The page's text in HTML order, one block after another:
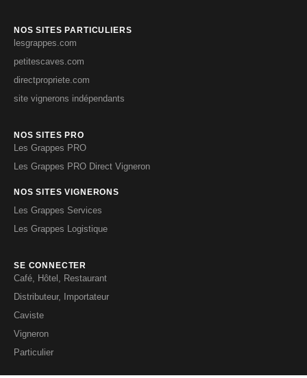
NOS SITES PARTICULIERS
lesgrappes.com
petitescaves.com
directpropriete.com
site vignerons indépendants
NOS SITES PRO
Les Grappes PRO
Les Grappes PRO Direct Vigneron
NOS SITES VIGNERONS
Les Grappes Services
Les Grappes Logistique
SE CONNECTER
Café, Hôtel, Restaurant
Distributeur, Importateur
Caviste
Vigneron
Particulier